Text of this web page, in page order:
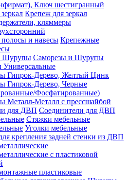
Ключ шестигранный
Крепеж для зеркал
кляммеры
Крепежные
Саморезы и Шурупы
Гипрок-Дерево, Желтый Цинк
Гипрок-Дерево, Черные
Фосфатированные)
Металл-Металл с прессшайбой
Соединители для ДВП
Стяжки мебельные
Уголки мебельные
крепления задней стенки из ДВП
с пластиковой
пластиковые